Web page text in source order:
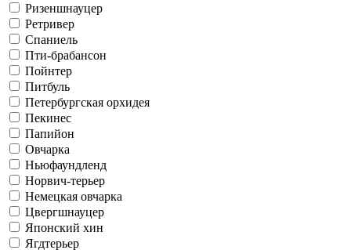
Ризеншнауцер
Ретривер
Спаниель
Пти-брабансон
Пойнтер
Питбуль
Петербургская орхидея
Пекинес
Папийон
Овчарка
Ньюфаундленд
Норвич-терьер
Немецкая овчарка
Цвергшнауцер
Японский хин
Ягдтерьер